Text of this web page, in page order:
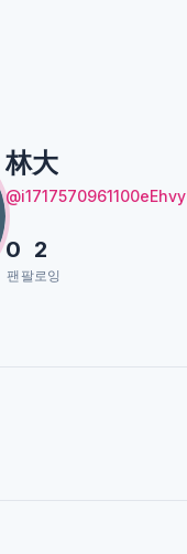
林大
@i1717570961100eEhvy
0
팬
2
팔로잉